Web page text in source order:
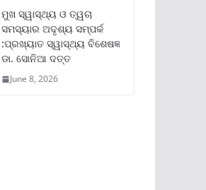
ମୁଖ ସ୍ୱାସ୍ଥ୍ୟ ଓ ତ୍ୱଚା
ସମସ୍ୟାର ଅଦୃଶ୍ୟ ସମ୍ପର୍କ
:ପ୍ରଖ୍ୟାତ ସ୍ୱାସ୍ଥ୍ୟ ବିଶେଷଜ୍ଞ
ଡା. ସୋନିଆ ଦତ୍ତ
June 8, 2026